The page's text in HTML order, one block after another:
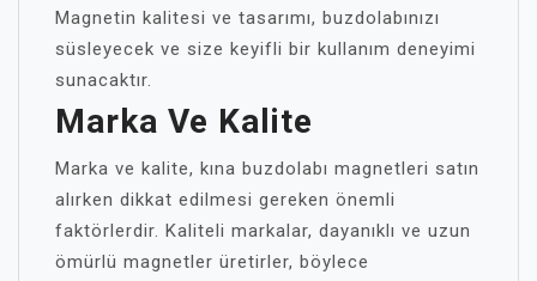
Magnetin kalitesi ve tasarımı, buzdolabınızı
süsleyecek ve size keyifli bir kullanım deneyimi
sunacaktır.
Marka Ve Kalite
Marka ve kalite, kına buzdolabı magnetleri satın
alırken dikkat edilmesi gereken önemli
faktörlerdir. Kaliteli markalar, dayanıklı ve uzun
ömürlü magnetler üretirler, böylece